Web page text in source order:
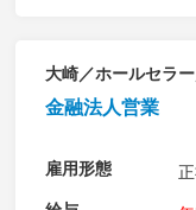
大崎／ホールセラ
金融法人営業
雇用形態